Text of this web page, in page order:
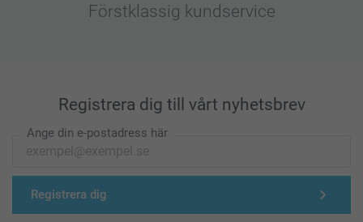
Förstklassig kundservice
Registrera dig till vårt nyhetsbrev
Ange din e-postadress här
Registrera dig